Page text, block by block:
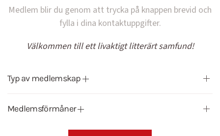
Medlem blir du genom att trycka på knappen brevid och
fylla i dina kontaktuppgifter.
Välkommen till ett livaktigt litterärt samfund!
Typ av medlemskap
Medlemsförmåner